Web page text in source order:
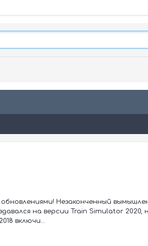
Незаконченный
на версии Train Simulator
включи...